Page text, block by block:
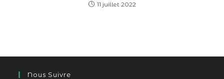
11 juillet 2022
Nous Suivre